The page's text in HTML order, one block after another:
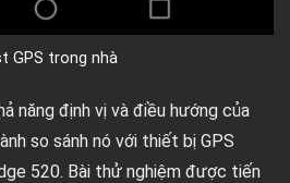
GPS trong nhà
năng định vị và điều hướng của
so sánh nó với thiết bị GPS
520. Bài thử nghiệm được tiến